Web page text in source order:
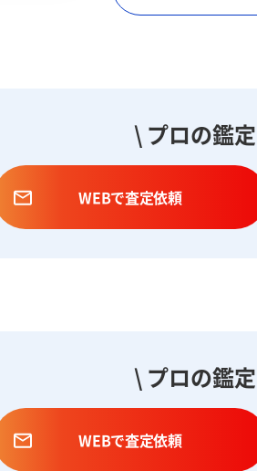
\ プロの鑑
WEBで査定依頼
\ プロの鑑
WEBで査定依頼